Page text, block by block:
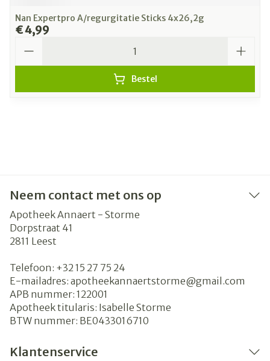
Nan Expertpro A/regurgitatie Sticks 4x26,2g
€ 4,99
Bestel
Neem contact met ons op
Apotheek Annaert - Storme
Dorpstraat 41
2811 Leest
Telefoon: +32 15 27 75 24
E-mailadres: apotheekannaertstorme@gmail.com
APB nummer: 122001
Apotheek titularis: Isabelle Storme
BTW nummer: BE0433016710
Klantenservice